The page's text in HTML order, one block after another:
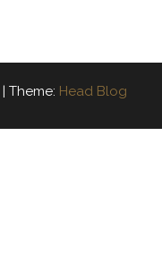
| Theme: Head Blog